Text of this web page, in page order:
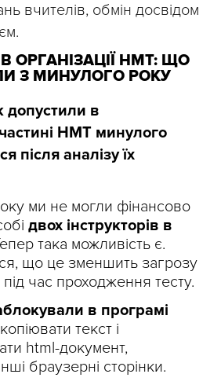
вчителів, обмін досвідом
ОРГАНІЗАЦІЇ НМТ: ЩО
З МИНУЛОГО РОКУ
допустили в
частині НМТ минулого
після аналізу їх
ми не могли фінансово
двох інструкторів в
така можливість є.
що це зменшить загрозу
час проходження тесту.
в програмі
текст і
html-документ,
браузерні сторінки.